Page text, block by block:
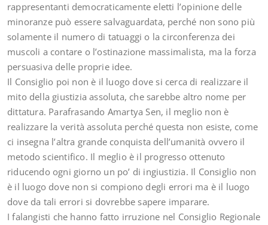
rappresentanti democraticamente eletti l’opinione delle
minoranze può essere salvaguardata, perché non sono più
solamente il numero di tatuaggi o la circonferenza dei
muscoli a contare o l’ostinazione massimalista, ma la forza
persuasiva delle proprie idee.
Il Consiglio poi non è il luogo dove si cerca di realizzare il
mito della giustizia assoluta, che sarebbe altro nome per
dittatura. Parafrasando Amartya Sen, il meglio non è
realizzare la verità assoluta perché questa non esiste, come
ci insegna l’altra grande conquista dell’umanità ovvero il
metodo scientifico. Il meglio è il progresso ottenuto
riducendo ogni giorno un po’ di ingiustizia. Il Consiglio non
è il luogo dove non si compiono degli errori ma è il luogo
dove da tali errori si dovrebbe sapere imparare.
I falangisti che hanno fatto irruzione nel Consiglio Regionale